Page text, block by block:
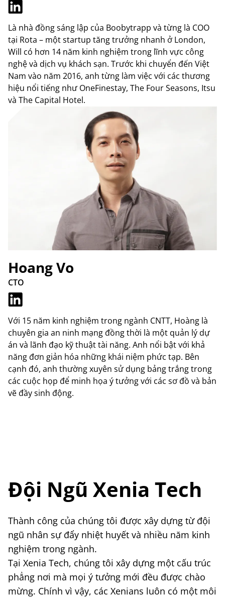
Là nhà đồng sáng lập của Boobytrapp và từng là COO
tại Rota – một startup tăng trưởng nhanh ở London,
Will có hơn 14 năm kinh nghiệm trong lĩnh vực công
nghệ và dịch vụ khách sạn. Trước khi chuyển đến Việt
Nam vào năm 2016, anh từng làm việc với các thương
hiệu nổi tiếng như OneFinestay, The Four Seasons, Itsu
và The Capital Hotel.
Hoang Vo
CTO
Với 15 năm kinh nghiệm trong ngành CNTT, Hoàng là
chuyên gia an ninh mạng đồng thời là một quản lý dự
án và lãnh đạo kỹ thuật tài năng. Anh nổi bật với khả
năng đơn giản hóa những khái niệm phức tạp. Bên
cạnh đó, anh thường xuyên sử dụng bảng trắng trong
các cuộc họp để minh họa ý tưởng với các sơ đồ và bản
vẽ đầy sinh động.
Đội Ngũ Xenia Tech
Thành công của chúng tôi được xây dựng từ đội
ngũ nhân sự đẩy nhiệt huyết và nhiều năm kinh
nghiệm trong ngành.
Tại Xenia Tech, chúng tôi xây dựng một cấu trúc
phẳng nơi mà mọi ý tưởng mới đều được chào
mừng. Chính vì vậy, các Xenians luôn có một môi